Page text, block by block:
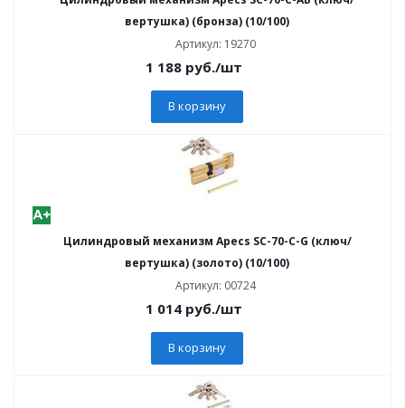
вертушка) (бронза) (10/100)
Артикул: 19270
1 188руб./шт
В корзину
Цилиндровый механизм Apecs SC-70-C-G (ключ/
вертушка) (золото) (10/100)
Артикул: 00724
1 014руб./шт
В корзину